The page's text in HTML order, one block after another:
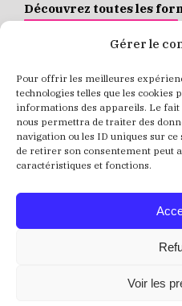
Gérer le
Pour offrir les meilleures
technologies telles que les cookies
informations des appareils. Le fait
nous permettra de traiter des
navigation ou les ID uniques sur
de retirer son consentement peut
caractéristiques et fonctions.
Voir les
Découvrez toutes les
JE M’ABONNE EN LIGNE
Places individuelles :de
Achetez vos places
JE